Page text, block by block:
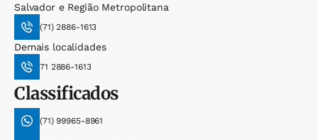
Salvador e Região Metropolitana
(71) 2886-1613
Demais localidades
71 2886-1613
Classificados
(71) 99965-8961